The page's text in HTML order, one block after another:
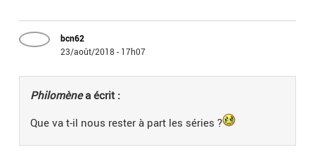
bcn62
23/août/2018 - 17h07
Philomènea écrit :
Que va t-il nous rester à part les séries ?